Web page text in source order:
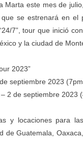
este mes de
se estrenará en
7”, tour que inició
y la ciudad de
2023”
septiembre 2023
de septiembre 2023
y locaciones para
de Guatemala,